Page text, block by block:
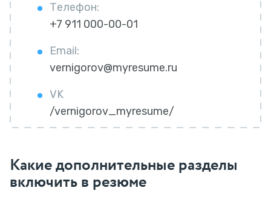
Телефон:
+7 911 000-00-01
Email:
vernigorov@myresume.ru
VK
/vernigorov_myresume/
Какие дополнительные разделы
включить в резюме